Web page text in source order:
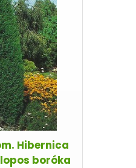
Hibernica
boróka